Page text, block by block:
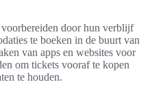
door hun verblijf
te boeken in de buurt van
van apps en websites voor
om tickets vooraf te kopen
te houden.